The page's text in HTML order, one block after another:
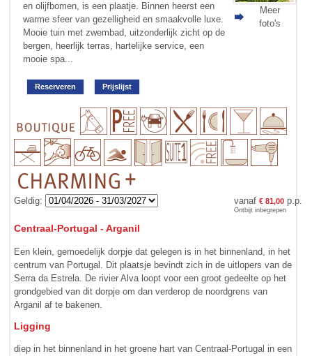
en olijfbomen, is een plaatje. Binnen heerst een
warme sfeer van gezellig­heid en smaakvolle luxe.
Mooie tuin met zwembad, uitzonderlijk zicht op de
bergen, heerlijk terras, hartelijke service, een
mooie spa...
Reserveren Prijslijst
Meer
foto's
Geldig: vanaf € 81,00p.p.
Ontbijt inbegrepen
Centraal-Portugal - Arganil
Een klein, gemoedelijk dorpje dat gelegen is in het binnenland, in het
centrum van Portugal. Dit plaatsje bevindt zich in de uitlopers van de
Serra da Estrela. De rivier Alva loopt voor een groot gedeelte op het
grond­gebied van dit dorpje om dan verderop de noordgrens van
Arganil af te bakenen.
Ligging
diep in het binnenland in het groene hart van Centraal-Portugal in een